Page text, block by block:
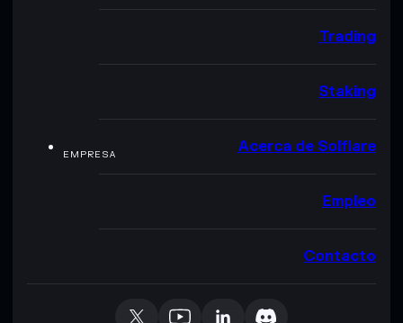
Trading
Staking
EMPRESA Acerca de Solflare
Empleo
Contacto